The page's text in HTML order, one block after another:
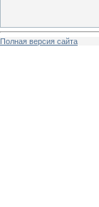
Полная версия сайта